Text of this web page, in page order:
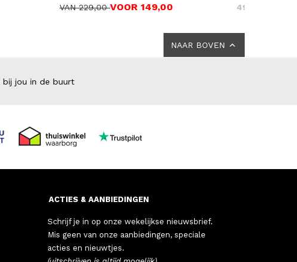
VAN 229,00VOOR 149,00 49,95
NAAR BOVEN
bij jou in de buurt
ACTIES & AANBIEDINGEN
Schrijf je in op onze wekelijkse nieuwsbrief.
Mis geen van onze aanbiedingen, speciale
acties en nieuwtjes.